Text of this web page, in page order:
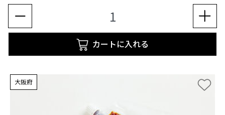
カートに入れる
大阪府